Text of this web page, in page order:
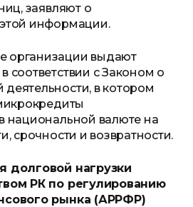
заявляют о
информации.
организации выдают
соответствии с Законом о
в котором
национальной валюте на
срочности и возвратности.
долговой нагрузки
РК по регулированию
рынка (АРРФР)